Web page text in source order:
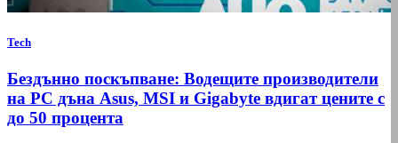
Tech
Бездънно поскъпване: Водещите производители
на РС дъна Asus, MSI и Gigabyte вдигат цените с
до 50 процента